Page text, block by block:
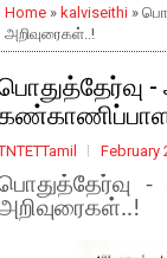
Home » kalviseithi »
அறிவுரைகள்..!
February